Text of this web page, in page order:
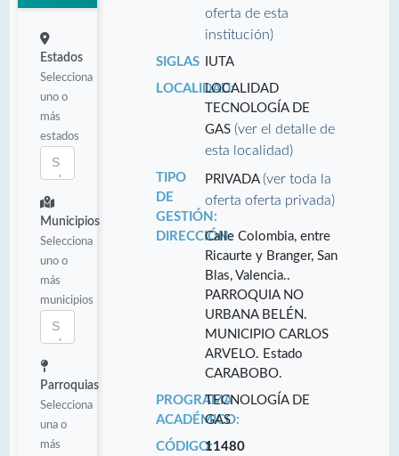
Estados
Selecciona
uno o
más
estados
Municipios
Selecciona
uno o
más
municipios
Parroquias
Selecciona
una o
más
oferta de esta
institución)
SIGLAS
IUTA
LOCALIDAD:LOCALIDAD
TECNOLOGÍA DE
GAS(ver el detalle de
esta localidad)
TIPO
DE
GESTIÓN:
PRIVADA(ver toda la
oferta oferta privada)
DIRECCIÓN:Calle Colombia, entre
Ricaurte y Branger, San
Blas, Valencia..
PARROQUIA NO
URBANA BELÉN.
MUNICIPIO CARLOS
ARVELO. Estado
CARABOBO.
PROGRAMA
ACADÉMICO:
TECNOLOGÍA DE
GAS
CÓDIGO:11480